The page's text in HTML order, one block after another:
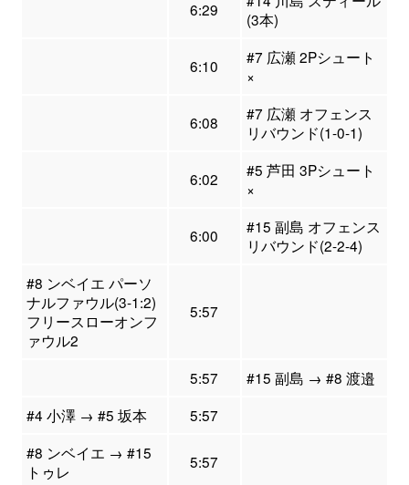
6:29
(3本)
6:10
#7 広瀬 2Pシュート
×
6:08
#7 広瀬 オフェンス
リバウンド(1-0-1)
6:02
#5 芦田 3Pシュート
×
6:00
#15 副島 オフェンス
リバウンド(2-2-4)
#8 ンベイエ パーソ
ナルファウル(3-1:2)
フリースローオンフ
ァウル2
5:57
5:57
#15 副島 → #8 渡邉
#4 小澤 → #5 坂本
5:57
#8 ンベイエ → #15
トゥレ
5:57